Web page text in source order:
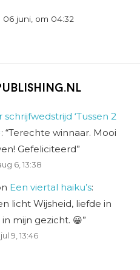
juni, om 04:32
schrijfwedstrijd ‘Tussen 2
: “Terechte winnaar. Mooi
Gefeliciteerd”
6, 13:38
Een viertal haiku’s:
licht Wijsheid, liefde in
in mijn gezicht. 😀”
jul 9, 13:46